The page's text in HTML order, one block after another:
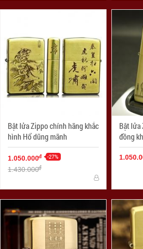
Bật lửa Zippo chính hãng khắc
hình Hổ dũng mãnh
1.050.000đ -27%
1.430.000đ
Bật lửa
đồng